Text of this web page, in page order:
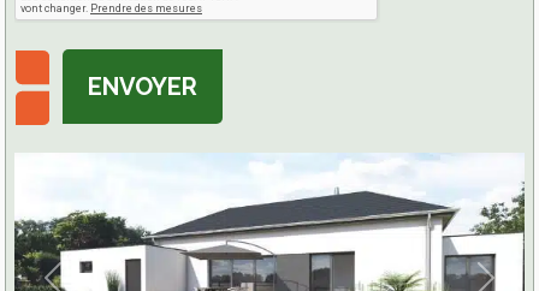
ENVOYER